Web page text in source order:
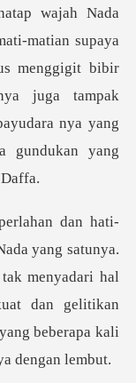
menggigit bibir
juga tampak
menyadari hal
dan gelitikan